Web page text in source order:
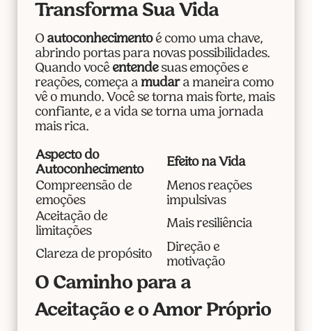
Transforma Sua Vida
O autoconhecimentoé como uma chave,
abrindo portas para novas possibilidades.
Quando você entendesuas emoções e
reações, começa a mudara maneira como
vê o mundo. Você se torna mais forte, mais
confiante, e a vida se torna uma jornada
mais rica.
Aspecto do
Autoconhecimento
Efeito na Vida
Compreensão de
emoções
Menos reações
impulsivas
Aceitação de
limitações
Mais resiliência
Clareza de propósito
Direção e
motivação
O Caminho para a
Aceitação e o Amor Próprio